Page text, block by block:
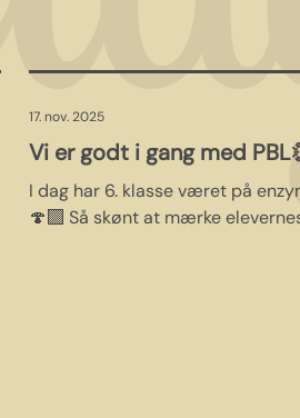
17. nov. 2025
Vi er godt i gang med
I dag har 6. klasse været på
🍄‍🟫 Så skønt at mærke